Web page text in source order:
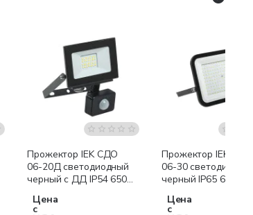
Прожектор IEK СДО
06-20Д светодиодный
черный с ДД IP54 6500
Цена
с
Прожектор IEK СДО
06-30
черный IP65 6500 K
Цена
с